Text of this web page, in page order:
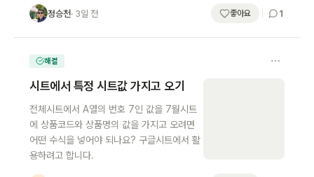
정 정승천· 3일 전 좋아요 1
해결
시트에서 특정 시트값 가지고 오기
전체시트에서 A열의 번호 7인 값을 7월시트
에 상품코드와 상품명의 값을 가지고 오려면
어떤 수식을 넣어야 되나요? 구글시트에서 활
용하려고 합니다.